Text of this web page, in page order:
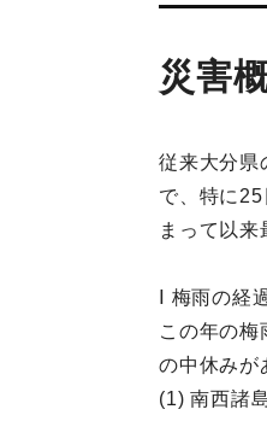
災害
従来大分県
で、特に
まって以来
Ⅰ 梅雨の経
この年の
の中休みが
(1) 南西諸